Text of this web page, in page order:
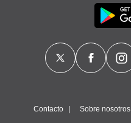
Contacto Sobre nosotros